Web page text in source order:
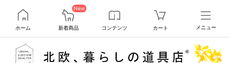
ホーム
New
新着商品 コンテンツ カート メニュー